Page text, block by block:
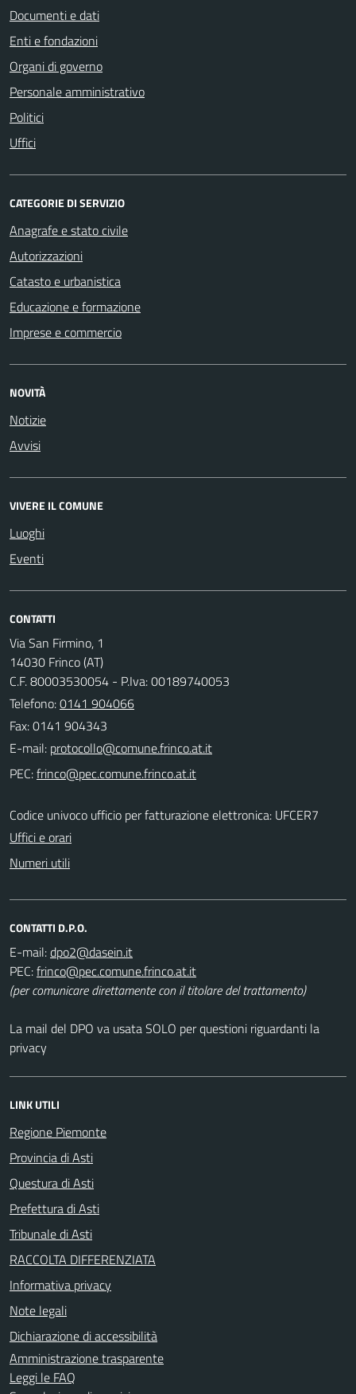
Documenti e dati
Enti e fondazioni
Organi di governo
Personale amministrativo
Politici
Uffici
CATEGORIE DI SERVIZIO
Anagrafe e stato civile
Autorizzazioni
Catasto e urbanistica
Educazione e formazione
Imprese e commercio
NOVITÀ
Notizie
Avvisi
VIVERE IL COMUNE
Luoghi
Eventi
CONTATTI
Via San Firmino, 1
14030 Frinco (AT)
C.F. 80003530054 - P.Iva: 00189740053
Telefono:0141 904066
Fax: 0141 904343
E-mail:
PEC:
Codice univoco ufficio per fatturazione elettronica: UFCER7
Uffici e orari
Numeri utili
CONTATTI D.P.O.
E-mail:
PEC:
(per comunicare direttamente con il titolare del trattamento)
La mail del DPO va usata SOLO per questioni riguardanti la
privacy
LINK UTILI
Regione Piemonte
Provincia di Asti
Questura di Asti
Prefettura di Asti
Tribunale di Asti
RACCOLTA DIFFERENZIATA
Informativa privacy
Note legali
Dichiarazione di accessibilità
Amministrazione trasparente
Leggi le FAQ